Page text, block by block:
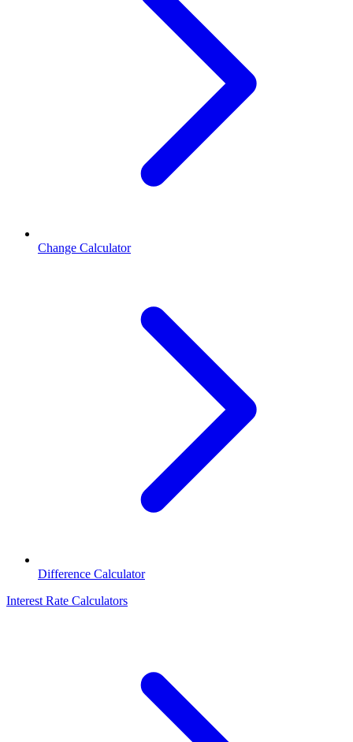
Change Calculator
Difference Calculator
Interest Rate Calculators